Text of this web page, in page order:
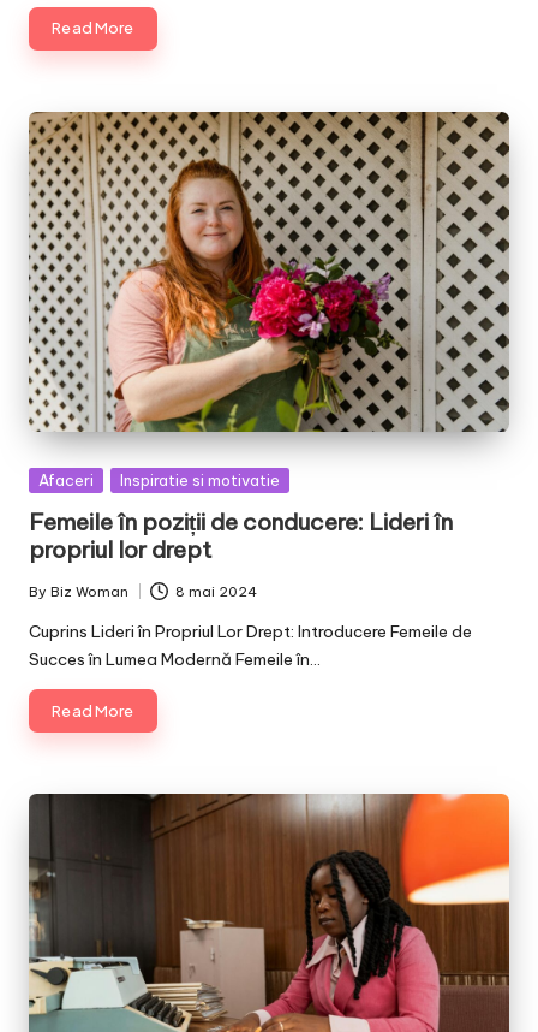
Read More
Posted
Afaceri Inspiratie si motivatie
Femeile în poziții de conducere: Lideri în
propriul lor drept
Posted
by
By Biz Woman 8 mai 2024
Cuprins Lideri în Propriul Lor Drept: Introducere Femeile de
Succes în Lumea Modernă Femeile în…
Read More